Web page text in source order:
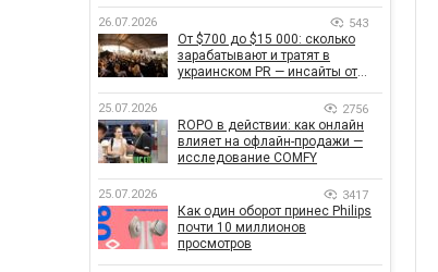
26.07.2026 543
От $700 до $15 000: сколько
зарабатывают и тратят в
украинском PR — инсайты от
25.07.2026 2756
ROPO в действии: как онлайн
влияет на офлайн-продажи —
исследование COMFY
25.07.2026 3417
Как один оборот принес Philips
почти 10 миллионов
просмотров